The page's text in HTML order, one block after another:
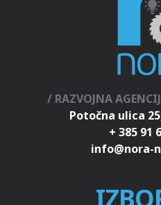
/ RAZVOJNA
Potočna ulica
+ 385 91